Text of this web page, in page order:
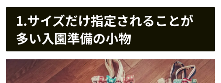
1.サイズだけ指定されることが
多い入園準備の小物